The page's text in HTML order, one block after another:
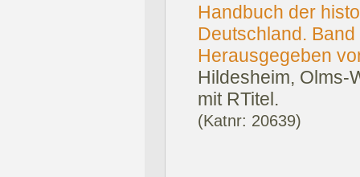
Handbuch der
Deutschland.
Herausgegeben
Hildesheim, Olms-
mit RTitel.
(Katnr: 20639)